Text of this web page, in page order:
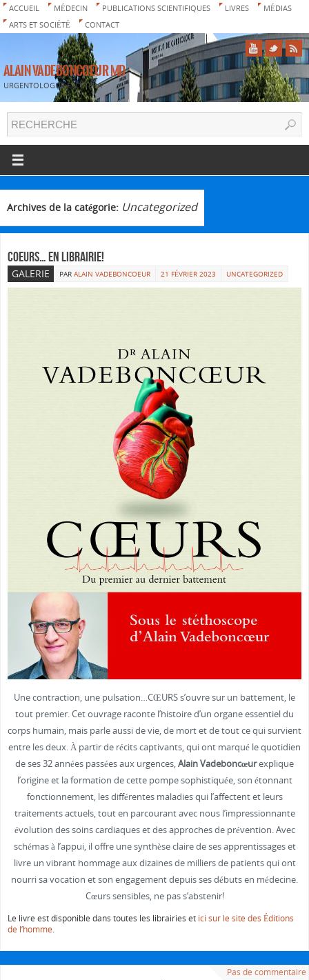
ACCUEIL MÉDECIN PUBLICATIONS SCIENTIFIQUES LIVRES
MÉDIAS
ARTS ET SOCIÉTÉ
CONTACT
ALAIN VADEBONCOEUR MD
URGENTOLOGUE EXCETERA
Archives de la catégorie: Uncategorized
COEURS… en librairie!
GALERIE PAR ALAIN VADEBONCOEUR 21 FÉVRIER 2023 UNCATEGORIZED
Une contraction, une pulsation…CŒURS s’ouvre sur un battement, le
tout premier. Cet ouvrage raconte l’histoire d’un organe essentiel du
corps humain, mais parle aussi de vie, de mort et de tout ce qui survient
entre les deux. À partir de récits captivants, qui ont marqué le quotidien
de ses 32 années passées aux urgences,Alain Vadeboncœurexplique
l’origine et la formation de cette pompe sophistiquée, son étonnant
fonctionnement, les différentes maladies qui l’affectent et leurs
traitements actuels, tout en parcourant avec nous l’impressionnante
évolution des soins cardiaques et des approches de prévention. Avec
schémas à l’appui, il offre une synthèse claire de ses apprentissages et
livre un vibrant hommage aux dizaines de milliers de patients qui ont
nourri sa vocation et son engagement depuis ses débuts en médecine.
Cœurs sensibles, ne pas s’abstenir!
Le livre est disponible dans toutes les librairies et ici sur le site des Éditions
de l’homme.
Pas de commentaire